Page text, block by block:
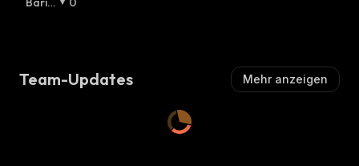
H
Team-Updates Mehr anzeigen